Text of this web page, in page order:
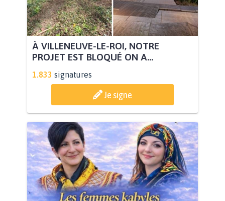
À VILLENEUVE-LE-ROI, NOTRE
PROJET EST BLOQUÉ ON A...
1.833 signatures
Je signe